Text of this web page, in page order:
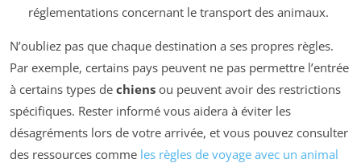
réglementations concernant le transport des animaux.
N’oubliez pas que chaque destination a ses propres règles.
Par exemple, certains pays peuvent ne pas permettre l’entrée
à certains types de chiens ou peuvent avoir des restrictions
spécifiques. Rester informé vous aidera à éviter les
désagréments lors de votre arrivée, et vous pouvez consulter
des ressources comme les règles de voyage avec un animal